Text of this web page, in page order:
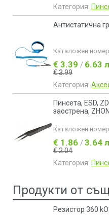
Категория:
Антистатична
Каталожен
€ 3.39 / 6.63
€ 3.99
Категория:
Пинсета, ESD,
заострена,
Каталожен
€ 1.86 / 3.64
€ 2.04
Категория:
Продукти от
Резистор 360